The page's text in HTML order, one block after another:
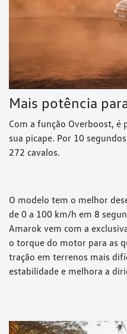
Mais potência
Com a função Overboost, é
sua picape. Por 10
272 cavalos.
O modelo tem o melhor
de 0 a 100 km/h em 8
Amarok vem com a
o torque do motor para as
tração em terrenos mais
estabilidade e melhora a